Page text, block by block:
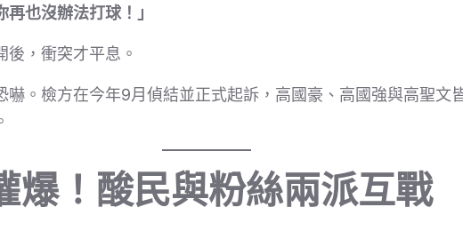
再也沒辦法打球！」
，衝突才平息。
嚇。檢方在今年9月偵結並正式起訴，高國豪、高國強與高聖文
爆！酸民與粉絲兩派互戰